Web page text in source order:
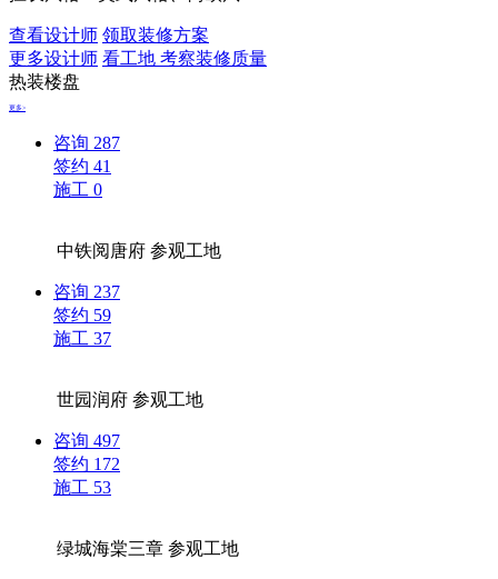
查看设计师 领取装修方案
更多设计师 看工地 考察装修质量
热装楼盘
更多>
咨询 287
签约 41
施工 0
中铁阅唐府参观工地
咨询 237
签约 59
施工 37
世园润府参观工地
咨询 497
签约 172
施工 53
绿城海棠三章参观工地